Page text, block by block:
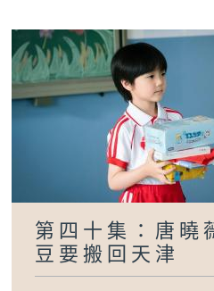
第四十集：唐曉
豆要搬回天津